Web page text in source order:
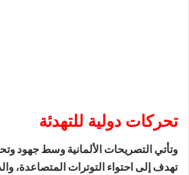
تحركات دولية للتهدئة
وتأتي التصريحات الألمانية وسط جهود
تهدف إلى احتواء التوترات المتصاعدة،